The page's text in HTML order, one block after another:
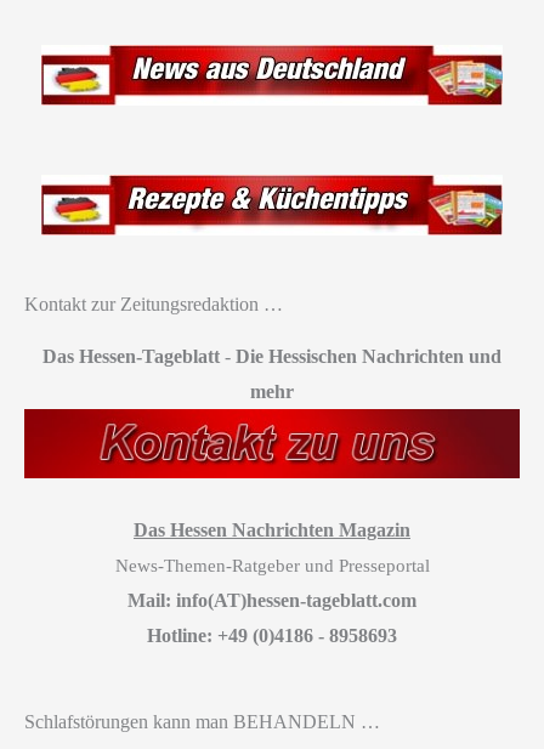
Kontakt zur Zeitungsredaktion …
Das Hessen-Tageblatt - Die Hessischen Nachrichten und
mehr
Das Hessen Nachrichten Magazin
News-Themen-Ratgeber und Presseportal
Mail: info(AT)hessen-tageblatt.com
Hotline: +49 (0)4186 - 8958693
Schlafstörungen kann man BEHANDELN …